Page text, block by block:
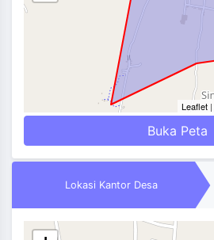
Leaflet|
Buka Peta
Lokasi Kantor Desa